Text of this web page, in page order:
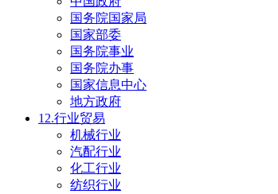
国务院国家局
国家部委
国务院事业
国务院办事
国家信息中心
地方政府
12.行业贸易
机械行业
汽配行业
化工行业
纺织行业